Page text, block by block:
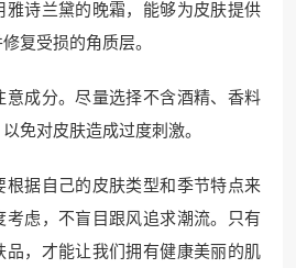
雅诗兰黛的晚霜，能够为皮肤提供
复受损的角质层。
意成分。尽量选择不含酒精、香料
免对皮肤造成过度刺激。
根据自己的皮肤类型和季节特点来
考虑，不盲目跟风追求潮流。只有
品，才能让我们拥有健康美丽的肌